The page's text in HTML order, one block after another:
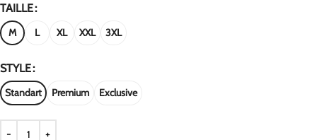
TAILLE
M L XL XXL 3XL
STYLE
Standart Premium Exclusive